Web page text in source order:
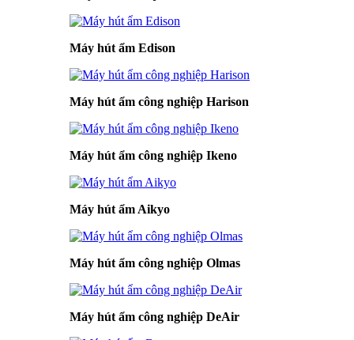
Máy hút ẩm Edison
Máy hút ẩm công nghiệp Harison
Máy hút ẩm công nghiệp Ikeno
Máy hút ẩm Aikyo
Máy hút ẩm công nghiệp Olmas
Máy hút ẩm công nghiệp DeAir